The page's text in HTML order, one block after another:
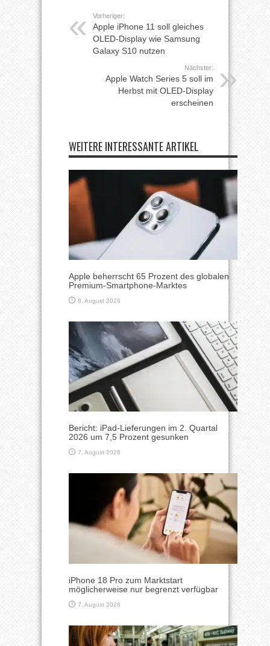
Vorheriger:
Apple iPhone 11 soll gleiches
OLED-Display wie Samsung
Galaxy S10 nutzen
Nächster:
Apple Watch Series 5 soll im
Herbst mit OLED-Display
erscheinen
WEITERE INTERESSANTE ARTIKEL
Apple beherrscht 65 Prozent des globalen
Premium-Smartphone-Marktes
8. August 2026
Bericht: iPad-Lieferungen im 2. Quartal
2026 um 7,5 Prozent gesunken
7. August 2026
iPhone 18 Pro zum Marktstart
möglicherweise nur begrenzt verfügbar
7. August 2026